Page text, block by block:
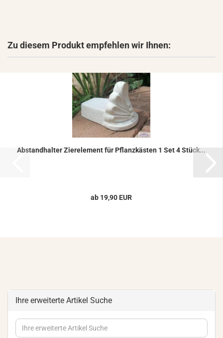
Zu diesem Produkt empfehlen wir Ihnen:
Ab­stand­hal­ter Zier­ele­ment für Pflanz­käs­ten 1 Set 4 Stück...
ab 19,90 EUR
Ihre erweiterte Artikel Suche
Ihre
erweiterte